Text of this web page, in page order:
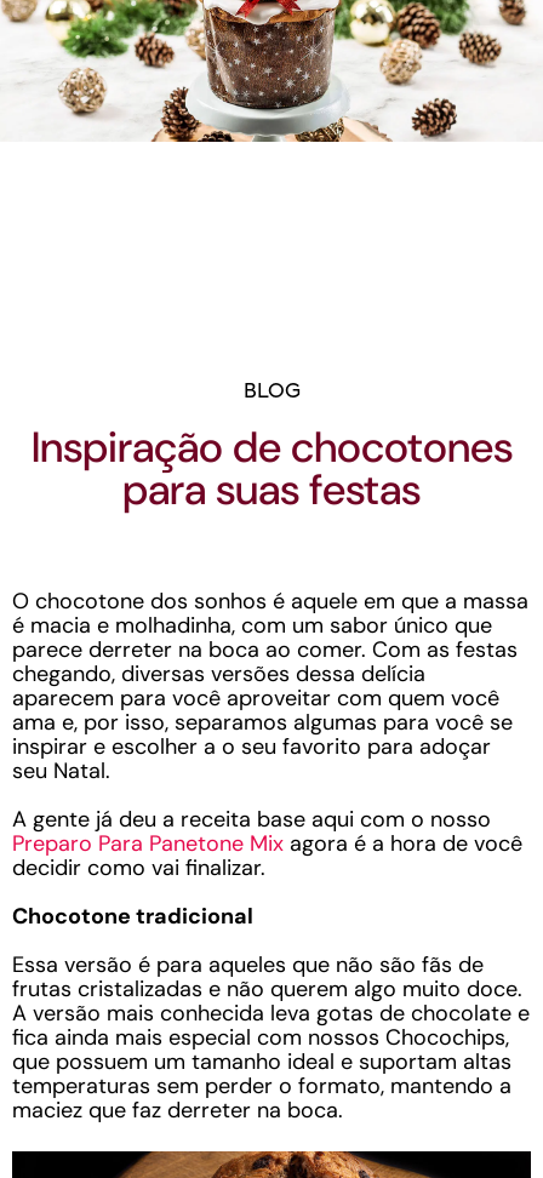
BLOG
Inspiração de chocotones
para suas festas
O chocotone dos sonhos é aquele em que a massa
é macia e molhadinha, com um sabor único que
parece derreter na boca ao comer. Com as festas
chegando, diversas versões dessa delícia
aparecem para você aproveitar com quem você
ama e, por isso, separamos algumas para você se
inspirar e escolher a o seu favorito para adoçar
seu Natal.
A gente já deu a receita base aqui com o nosso
Preparo Para Panetone Mix agora é a hora de você
decidir como vai finalizar.
Chocotone tradicional
Essa versão é para aqueles que não são fãs de
frutas cristalizadas e não querem algo muito doce.
A versão mais conhecida leva gotas de chocolate e
fica ainda mais especial com nossos Chocochips,
que possuem um tamanho ideal e suportam altas
temperaturas sem perder o formato, mantendo a
maciez que faz derreter na boca.